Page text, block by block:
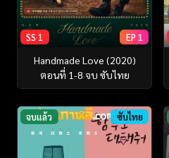
SS 1 EP 1
Handmade Love (2020)
ตอนที่ 1-8 จบ ซับไทย
จบแล้ว ซับไทย